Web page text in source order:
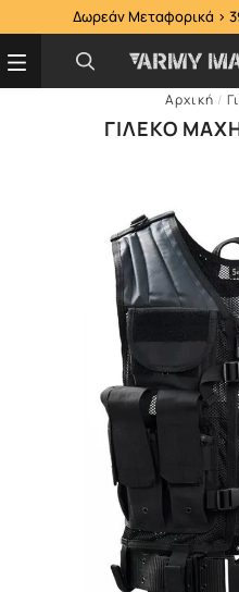
Δωρεάν Μεταφορικά >
Αρχική /
ΓΙΛΈΚΟ